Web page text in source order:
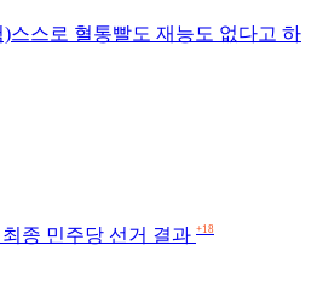
스스로 혈통빨도 재능도 없다고 하
종 민주당 선거 결과 +18